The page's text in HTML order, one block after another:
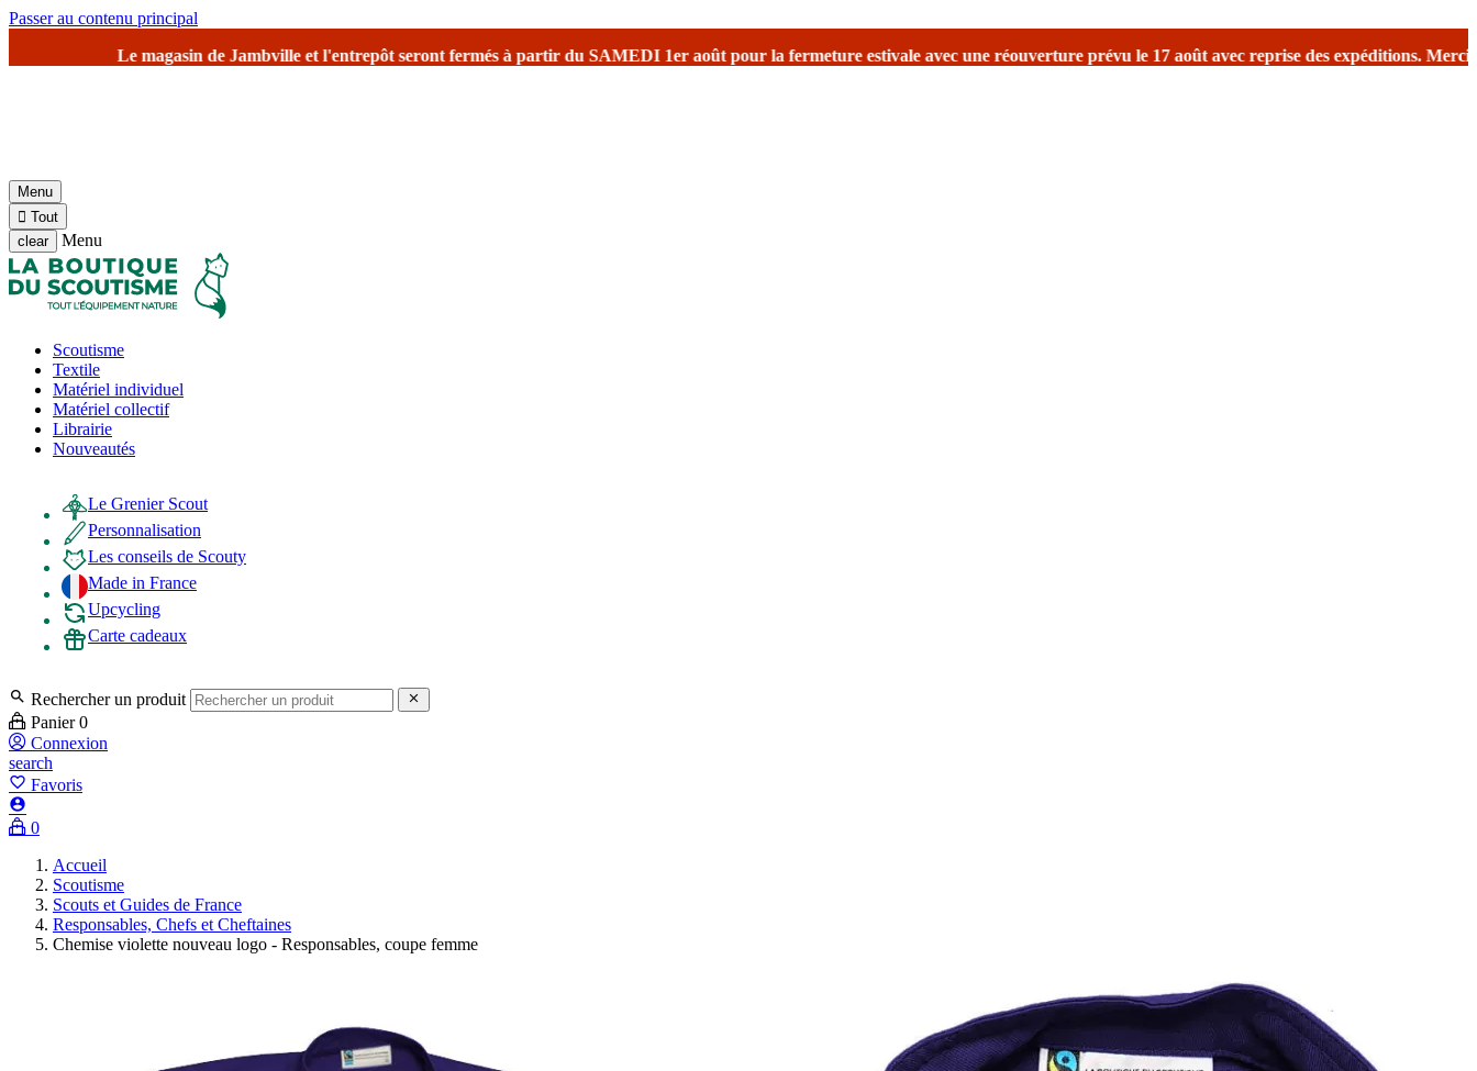
Passer au contenu principal
et l'entrepôt seront fermés à partir du SAMEDI 1er aoûtpour la fermeture estivaleavec une réouverture prévu le 17 août avec reprise des expéditions.Merci de votre compréhension.
Menu
 Tout
clear
Menu
Scoutisme
Textile
Matériel individuel
Matériel collectif
Librairie
Nouveautés
Le Grenier Scout
Personnalisation
Les conseils de Scouty
Made in France
Upcycling
Carte cadeaux
 Rechercher un produit 
Panier 0
Connexion
search
favorite_border Favoris

0
Accueil
Scoutisme
Scouts et Guides de France
Responsables, Chefs et Cheftaines
Chemise violette nouveau logo - Responsables, coupe femme